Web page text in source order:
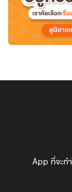
App ที่จะท